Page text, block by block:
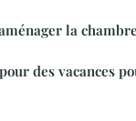
la
des vacances